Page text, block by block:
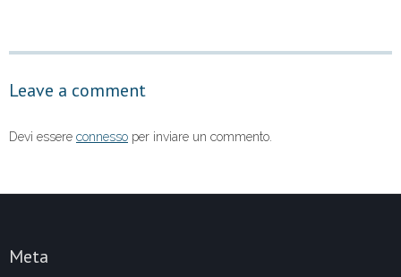
k
Leave a comment
Devi essere connesso per inviare un commento.
Meta